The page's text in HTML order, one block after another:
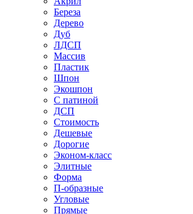
Береза
Дерево
Дуб
ЛДСП
Массив
Пластик
Шпон
Экошпон
С патиной
ДСП
Стоимость
Дешевые
Дорогие
Эконом-класс
Элитные
Форма
П-образные
Угловые
Прямые